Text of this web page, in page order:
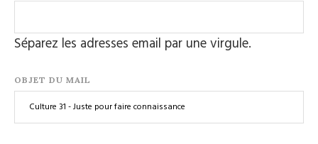
Séparez les adresses email par une virgule.
OBJET DU MAIL